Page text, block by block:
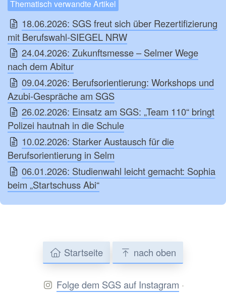
Thematisch verwandte Artikel
18.06.2026: SGS freut sich über Rezertifizierung
mit Berufswahl-SIEGEL NRW
24.04.2026: Zukunftsmesse – Selmer Wege
nach dem Abitur
09.04.2026: Berufsorientierung: Workshops und
Azubi-Gespräche am SGS
26.02.2026: Einsatz am SGS: „Team 110“ bringt
Polizei hautnah in die Schule
10.02.2026: Starker Austausch für die
Berufsorientierung in Selm
06.01.2026: Studienwahl leicht gemacht: Sophia
beim „Startschuss Abi“
Startseite nach oben
Folge dem SGS auf Instagram ·